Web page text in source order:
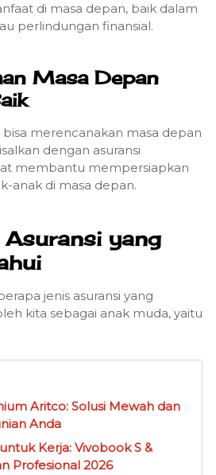
di masa depan, baik dalam
perlindungan finansial.
Masa Depan
bisa merencanakan masa depan
dengan asuransi
membantu mempersiapkan
anak di masa depan.
yang
jenis asuransi yang
kita sebagai anak muda, yaitu
Aritco: Solusi Mewah dan
Anda
Kerja: Vivobook S &
Profesional 2026